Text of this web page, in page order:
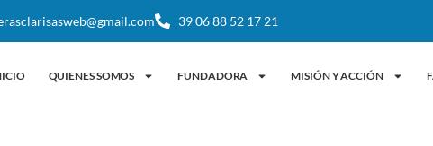
39 06 88 52 17 21
QUIENES SOMOS FUNDADORA MISIÓN Y ACCIÓN